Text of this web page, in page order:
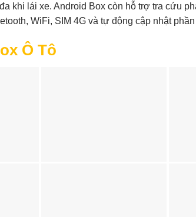
khi lái xe. Android Box còn hỗ trợ tra cứu
WiFi, SIM 4G và tự động cập nhật
Ô Tô